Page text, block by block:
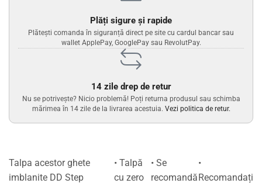
Plăți sigure și rapide
Plătești comanda în siguranță direct pe site cu cardul bancar sau
wallet ApplePay, GooglePay sau RevolutPay.
14 zile drep de retur
Nu se potrivește? Nicio problemă! Poți returna produsul sau schimba
mărimea în 14 zile de la livrarea acestuia. Vezi politica de retur.
Talpa acestor ghete
imblanite DD Step
• Talpă
cu zero
• Se
recomandă
•
Recomandați